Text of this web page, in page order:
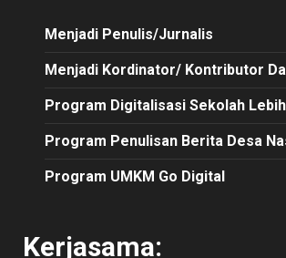
Menjadi Penulis/Jurnalis
Menjadi Kordinator/ Kontributor
Program Digitalisasi Sekolah
Program Penulisan Berita Desa
Program UMKM Go Digital
Kerjasama: